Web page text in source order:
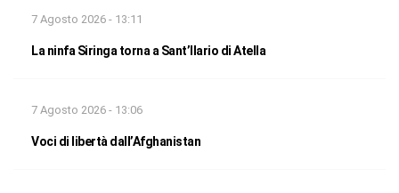
7 Agosto 2026 - 13:11
La ninfa Siringa torna a Sant’Ilario di Atella
7 Agosto 2026 - 13:06
Voci di libertà dall’Afghanistan